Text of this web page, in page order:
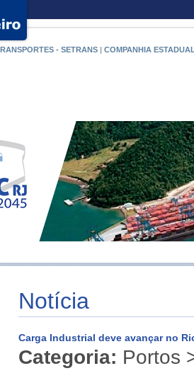
- SETRANS | COMPANHIA
Notícia
Carga Industrial deve avançar no
Categoria: Portos